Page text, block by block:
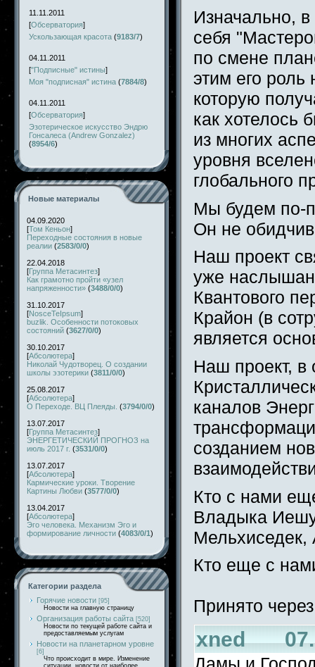
11.11.2011
[Обсерватория]
Ускользающая красота (9183/7)
04.11.2011
["Подписные" истины]
Моя "подписная" истина (7884/8)
04.11.2011
[Обсерватория]
Эзотерическое искусство Эндрю
Гонсалеса (Andrew Gonzalez)
(8954/6)
Новые материалы
04.09.2020
[Том Кеньон]
Переходные состояния в новые
реалии (2583/0/0)
22.04.2018
[Группа Метасинтез]
Как грамотно пройти «узел
напряженности» (3488/0/0)
31.10.2017
[NosceTeIpsum]
buzlik. Особенности потоковых
состояний (3627/0/0)
30.10.2017
[Абсолютера]
Николай Чудотворец. О создании
школы эзотерики (3811/0/0)
25.08.2017
[Абсолютера]
О Переходе. ВЦ Плеяды. (3794/0/0)
13.07.2017
[Группа Метасинтез]
ЭНЕРГЕТИЧЕСКИЙ ПРОГНОЗ на
июль 2017 г. (3531/0/0)
13.07.2017
[Абсолютера]
Кармические уроки. Творение
Картины Любви (3577/0/0)
13.04.2017
[Абсолютера]
Эго человека. Механизм Эго и
формирование личности (4083/0/1)
Категории раздела
Горячие новости [95]
Новости на главную страницу
Организация работы сайта [520]
Новости по текущей работе сайта и
предоставляемым услугам
Новости на планетарном уровне
[6]
Что происходит в мире. Изменение
ситуации, новости от наиболее
Изначально,
себя
по смене
этим его
которую
как хотелось
из многих
уровня
глобального
Мы будем по-
Он не
Наш проект
уже
Квантового
Крайон (в
является
Наш проект, в
каналов
созданием
Кто с нами
Владыка
Мельхиседек,
Кто еще с
Принято
xned